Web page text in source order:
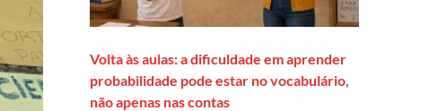
Volta às aulas: a dificuldade em aprender
probabilidade pode estar no vocabulário,
não apenas nas contas